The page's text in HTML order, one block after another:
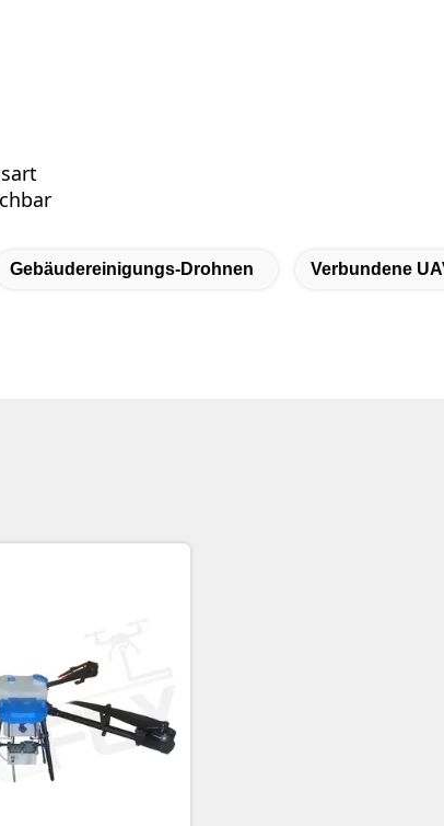
Gebäudereinigungs-Drohnen Verbundene